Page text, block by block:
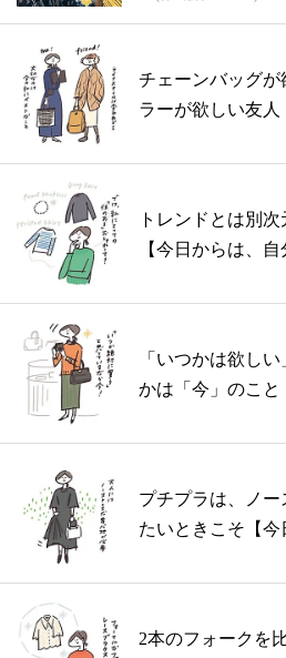
チェーンバッグが
ラーが欲しい友
トレンドとは別
【今日からは、
「いつかは欲し
かは「今」のこ
プチプラは、ノ
たいときこそ【
2本のフォークを